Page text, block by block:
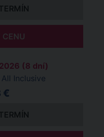
CENU
(8 dní)
All Inclusive
€